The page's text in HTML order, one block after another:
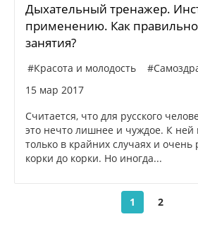
Дыхательный тренажер.
применению. Как правильно
занятия?
#Красота и молодость
15 мар 2017
Считается, что для русского
это нечто лишнее и чуждое. К
только в крайних случаях и очень
корки до корки. Но иногда...
1 2